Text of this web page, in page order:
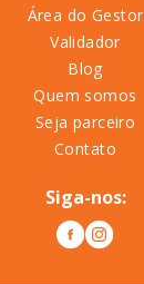
Área do Gestor
Validador
Blog
Quem somos
Seja parceiro
Contato
Siga-nos: